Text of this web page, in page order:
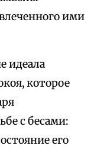
ими
идеала
которое
с бесами:
его